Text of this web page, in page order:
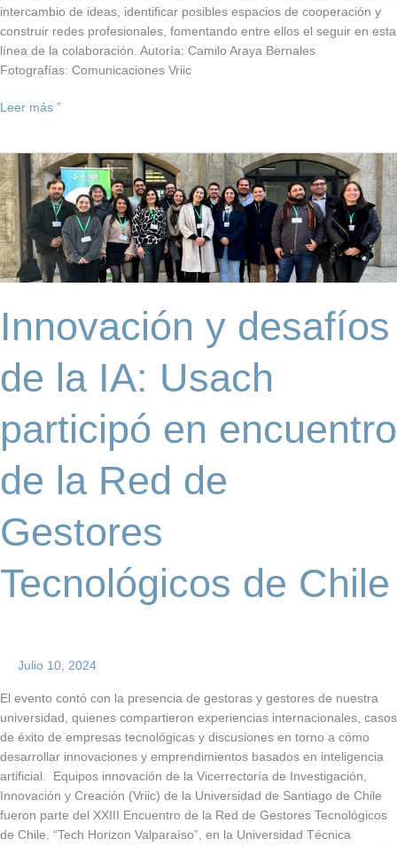
intercambio de ideas, identificar posibles espacios de cooperación y
construir redes profesionales, fomentando entre ellos el seguir en esta
línea de la colaboración. Autoría: Camilo Araya Bernales
Fotografías: Comunicaciones Vriic
Leer más ”
Innovación y desafíos
de la IA: Usach
participó en encuentro
de la Red de
Gestores
Tecnológicos de Chile
Julio 10, 2024
El evento contó con la presencia de gestoras y gestores de nuestra
universidad, quienes compartieron experiencias internacionales, casos
de éxito de empresas tecnológicas y discusiones en torno a cómo
desarrollar innovaciones y emprendimientos basados en inteligencia
artificial. Equipos innovación de la Vicerrectoría de Investigación,
Innovación y Creación (Vriic) de la Universidad de Santiago de Chile
fueron parte del XXIII Encuentro de la Red de Gestores Tecnológicos
de Chile, “Tech Horizon Valparaíso”, en la Universidad Técnica
Innovación
y
desafíos
de
la
IA:
Usach
en
la
Red
Gestores
Tecnológicos
de
Chile